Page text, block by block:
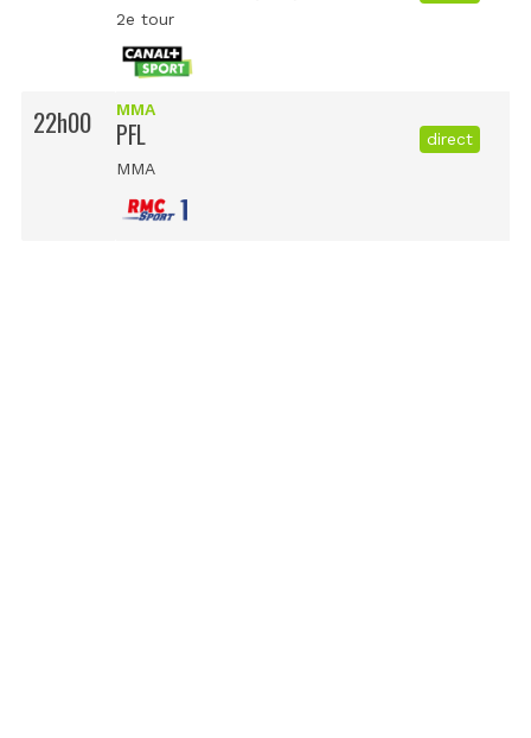
2e tour
22h00 MMA
PFL
MMA
direct